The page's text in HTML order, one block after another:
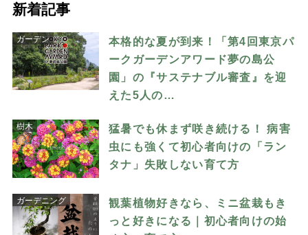
新着記事
ガーデン
本格的な夏が到来！「第4回東京パ
ークガーデンアワード夢の島公
園」の『サステナブル審査』を迎
えた5人の…
樹木
猛暑でも休まず咲き続ける！ 病害
虫にも強くて初心者向けの「ラン
タナ」失敗しない育て方
ガーデニング
観葉植物好きなら、ミニ盆栽もき
っと好きになる｜初心者向けの始